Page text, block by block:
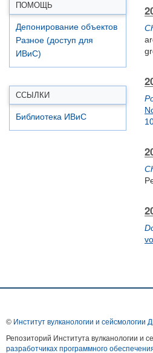
ПОМОЩЬ
Депонирование объектов
Разное (доступ для
ИВиС)
ССЫЛКИ
Библиотека ИВиС
© Институт вулканологии и сейсмологии
Репозиторий Института вулканологии
разработчиках программного